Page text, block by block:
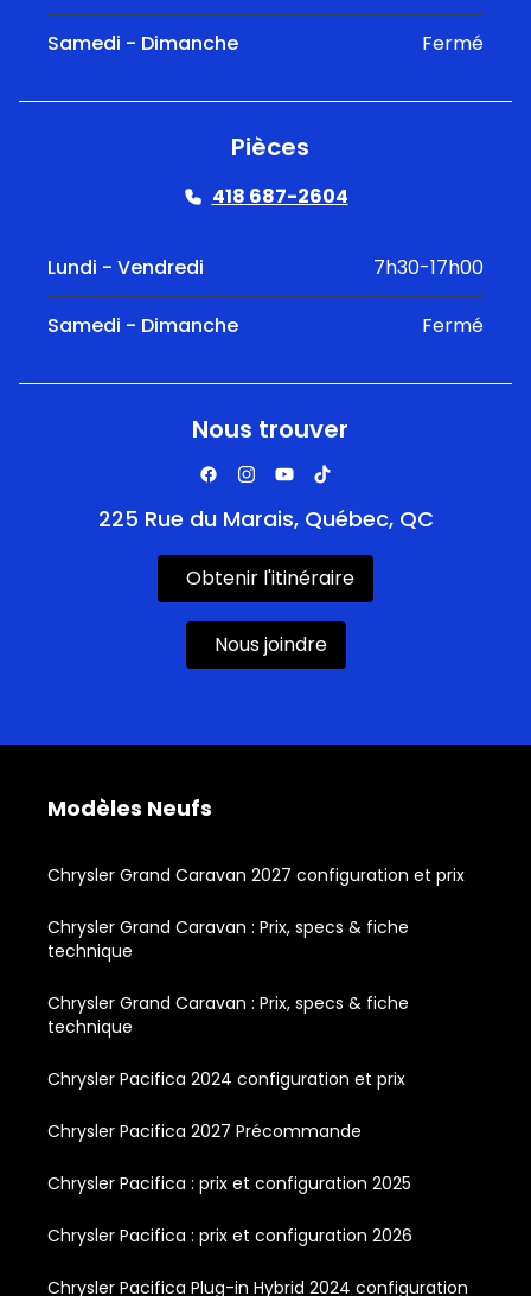
Samedi - Dimanche Fermé
Pièces
418 687-2604
Lundi - Vendredi 7h30-17h00
Samedi - Dimanche Fermé
Nous trouver
225 Rue du Marais, Québec, QC
Obtenir l'itinéraire
Nous joindre
Modèles Neufs
Chrysler Grand Caravan 2027 configuration et prix
Chrysler Grand Caravan : Prix, specs & fiche
technique
Chrysler Grand Caravan : Prix, specs & fiche
technique
Chrysler Pacifica 2024 configuration et prix
Chrysler Pacifica 2027 Précommande
Chrysler Pacifica : prix et configuration 2025
Chrysler Pacifica : prix et configuration 2026
Chrysler Pacifica Plug-in Hybrid 2024 configuration